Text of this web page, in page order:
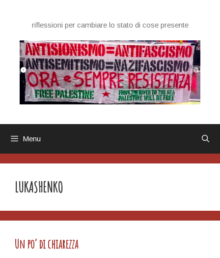
contenutoriflessioni per cambiare lo stato di cose presente
Menu
LUKASHENKO
Un po’ di chiarezza